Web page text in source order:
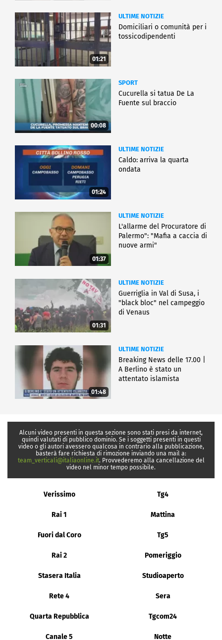
01:21
ULTIME NOTIZIE
Domiciliari o comunità per i
tossicodipendenti
00:08
SPORT
Cucurella si tatua De La
Fuente sul braccio
01:24
ULTIME NOTIZIE
Caldo: arriva la quarta
ondata
01:37
ULTIME NOTIZIE
L'allarme del Procuratore di
Palermo": "Mafia a caccia di
nuove armi"
01:31
ULTIME NOTIZIE
Guerriglia in Val di Susa, i
"black bloc" nel campeggio
di Venaus
01:48
ULTIME NOTIZIE
Breaking News delle 17.00 |
A Berlino è stato un
attentato islamista
Alcuni video presenti in questa sezione sono stati presi da internet,
quindi valutati di pubblico dominio. Se i soggetti presenti in questi
video o gli autori avessero qualcosa in contrario alla pubblicazione,
basterà fare richiesta di rimozione inviando una mail a:
team_verticali@italiaonline.it. Provvederemo alla cancellazione del
video nel minor tempo possibile.
Verissimo Tg4
Rai 1 Mattina
Fuori dal Coro Tg5
Rai 2 Pomeriggio
Stasera Italia Studioaperto
Rete 4 Sera
Quarta Repubblica Tgcom24
Canale 5 Notte